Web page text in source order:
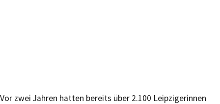
Vor zwei Jahren hatten bereits über 2.100 Leipzigerinnen